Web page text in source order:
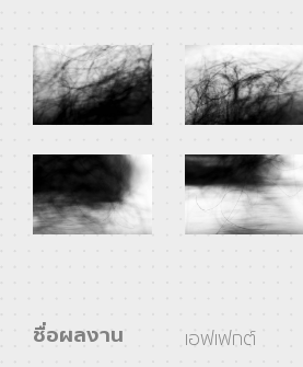
ชื่อผลงาน เอฟเฟกต์